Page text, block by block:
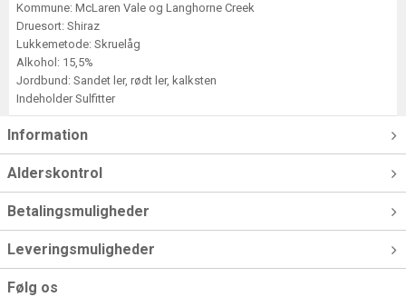
Kommune: McLaren Vale og Langhorne Creek
Druesort: Shiraz
Lukkemetode: Skruelåg
Alkohol: 15,5%
Jordbund: Sandet ler, rødt ler, kalksten
Indeholder Sulfitter
Information
Alderskontrol
Betalingsmuligheder
Leveringsmuligheder
Følg os